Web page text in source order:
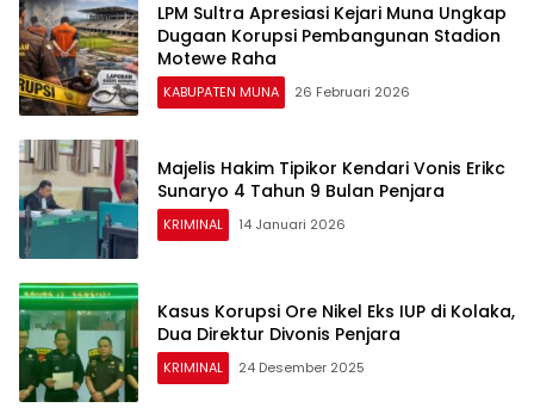
LPM Sultra Apresiasi Kejari Muna Ungkap
Dugaan Korupsi Pembangunan Stadion
Motewe Raha
KABUPATEN MUNA 26 Februari 2026
Majelis Hakim Tipikor Kendari Vonis Erikc
Sunaryo 4 Tahun 9 Bulan Penjara
KRIMINAL 14 Januari 2026
Kasus Korupsi Ore Nikel Eks IUP di Kolaka,
Dua Direktur Divonis Penjara
KRIMINAL 24 Desember 2025